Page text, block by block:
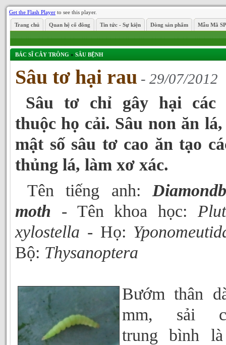
Get the Flash Player to see this player.
Trang chủ Quan hệ cổ đông Tin tức - Sự kiện Dòng sản phẩm Mẫu Mã SP
BÁC SĨ CÂY TRÔNG » SÂU BỆNH
Sâu tơ hại rau - 29/07/2012
Sâu tơ chỉ gây hại các
thuộc họ cải. Sâu non ăn
mật số sâu tơ cao ăn tạo
thủng lá, làm xơ xác.
Tên tiếng anh:
moth - Tên khoa học:
xylostella - Họ:
Bộ: Thysanoptera
Bướm thân
mm, sải
trung bình